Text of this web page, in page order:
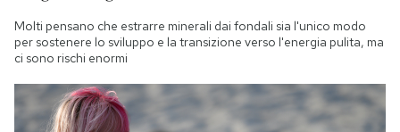
Molti pensano che estrarre minerali dai fondali sia l'unico modo
per sostenere lo sviluppo e la transizione verso l'energia pulita, ma
ci sono rischi enormi